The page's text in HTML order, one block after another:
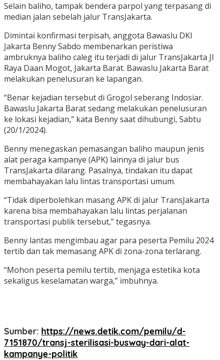
Selain baliho, tampak bendera parpol yang terpasang di
median jalan sebelah jalur TransJakarta.
Dimintai konfirmasi terpisah, anggota Bawaslu DKI
Jakarta Benny Sabdo membenarkan peristiwa
ambruknya baliho caleg itu terjadi di jalur TransJakarta Jl
Raya Daan Mogot, Jakarta Barat. Bawaslu Jakarta Barat
melakukan penelusuran ke lapangan.
“Benar kejadian tersebut di Grogol seberang Indosiar.
Bawaslu Jakarta Barat sedang melakukan penelusuran
ke lokasi kejadian,” kata Benny saat dihubungi, Sabtu
(20/1/2024).
Benny menegaskan pemasangan baliho maupun jenis
alat peraga kampanye (APK) lainnya di jalur bus
TransJakarta dilarang. Pasalnya, tindakan itu dapat
membahayakan lalu lintas transportasi umum.
“Tidak diperbolehkan masang APK di jalur TransJakarta
karena bisa membahayakan lalu lintas perjalanan
transportasi publik tersebut,” tegasnya.
Benny lantas mengimbau agar para peserta Pemilu 2024
tertib dan tak memasang APK di zona-zona terlarang.
“Mohon peserta pemilu tertib, menjaga estetika kota
sekaligus keselamatan warga,” imbuhnya.
Sumber: https://news.detik.com/pemilu/d-
7151870/transj-sterilisasi-busway-dari-alat-
kampanye-politik